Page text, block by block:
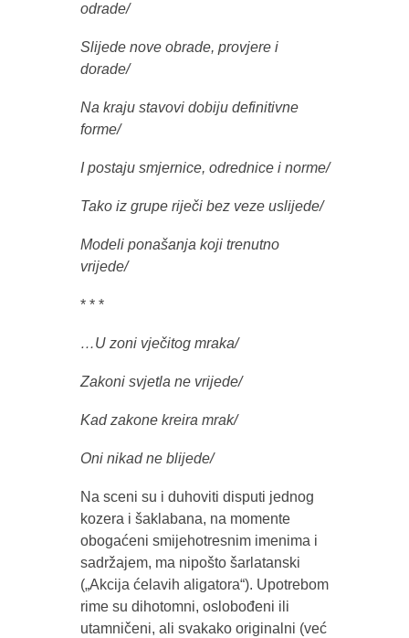
odrade/
Slijede nove obrade, provjere i
dorade/
Na kraju stavovi dobiju definitivne
forme/
I postaju smjernice, odrednice i norme/
Tako iz grupe riječi bez veze uslijede/
Modeli ponašanja koji trenutno
vrijede/
* * *
…U zoni vječitog mraka/
Zakoni svjetla ne vrijede/
Kad zakone kreira mrak/
Oni nikad ne blijede/
Na sceni su i duhoviti disputi jednog
kozera i šaklabana, na momente
obogaćeni smijehotresnim imenima i
sadržajem, ma nipošto šarlatanski
(„Akcija ćelavih aligatora“). Upotrebom
rime su dihotomni, oslobođeni ili
utamničeni, ali svakako originalni (već